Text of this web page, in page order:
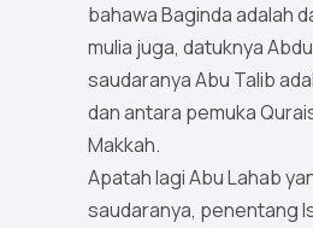
bahawa Baginda adalah
mulia juga, datuknya
saudaranya Abu Talib
dan antara pemuka
Makkah.
Apatah lagi Abu Lahab
saudaranya, penentang